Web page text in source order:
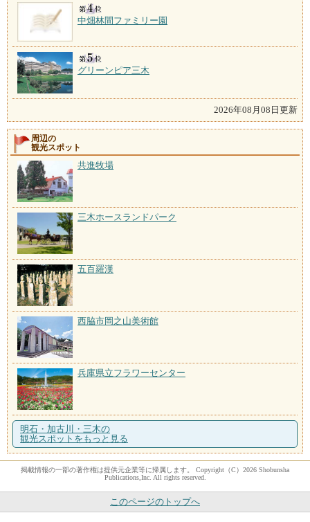
中畑林間ファミリー園
グリーンピア三木
2026年08月08日更新
周辺の
観光スポット
共進牧場
三木ホースランドパーク
五百羅漢
西脇市岡之山美術館
兵庫県立フラワーセンター
明石・加古川・三木の
観光スポットをもっと見る
掲載情報の一部の著作権は提供元企業等に帰属します。 Copyright（C）2026 Shobunsha
Publications,Inc. All rights reserved.
このページのトップへ